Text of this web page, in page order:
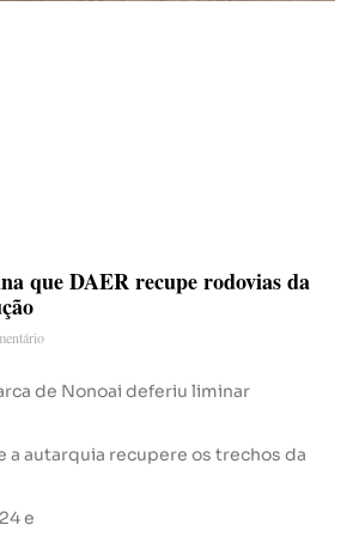
que DAER recupe rodovias da
de Nonoai deferiu liminar
autarquia recupere os trechos da
e